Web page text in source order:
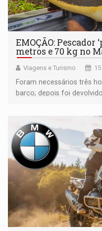
EMOÇÃO: Pescador
metros e 70 kg no
Viagens e Turismo
Foram necessários três
barco; depois foi